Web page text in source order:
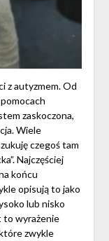
z autyzmem. Od
zaskoczona,
Wiele
czegoś tam
Najczęściej
końcu
opisują to jako
lub nisko
to wyrażenie
zwykle